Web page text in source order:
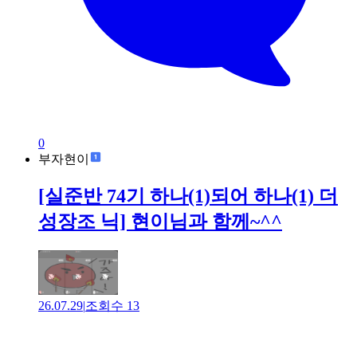
0
부자현이
[실준반 74기 하나(1)되어 하나(1) 더
성장조 닉] 현이님과 함께~^^
26.07.29|조회수 13